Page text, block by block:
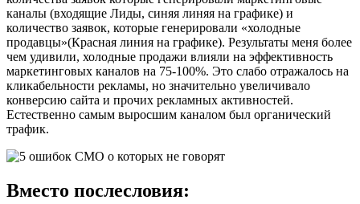
каналы (входящие Лиды, синяя линяя на графике) и
количество заявок, которые генерировали «холодные
продавцы»(Красная линия на графике). Результаты меня более
чем удивили, холодные продажи влияли на эффективность
маркетинговых каналов на 75-100%. Это слабо отражалось на
кликабельности рекламы, но значительно увеличивало
конверсию сайта и прочих рекламных активностей.
Естественно самым выросшим каналом был органический
трафик.
Вместо послесловия: